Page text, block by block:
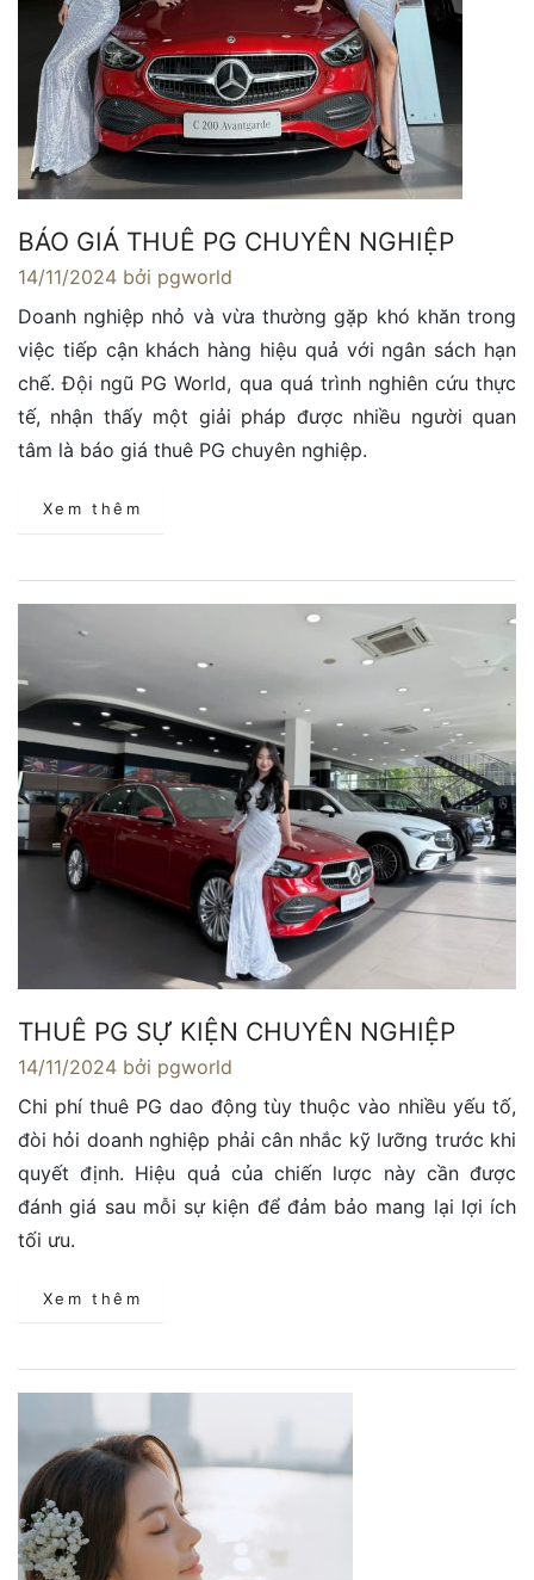
BÁO GIÁ THUÊ PG CHUYÊN NGHIỆP
14/11/2024 bởi pgworld
Doanh nghiệp nhỏ và vừa thường gặp khó khăn trong
việc tiếp cận khách hàng hiệu quả với ngân sách hạn
chế. Đội ngũ PG World, qua quá trình nghiên cứu thực
tế, nhận thấy một giải pháp được nhiều người quan
tâm là báo giá thuê PG chuyên nghiệp.
Xem thêm
THUÊ PG SỰ KIỆN CHUYÊN NGHIỆP
14/11/2024 bởi pgworld
Chi phí thuê PG dao động tùy thuộc vào nhiều yếu tố,
đòi hỏi doanh nghiệp phải cân nhắc kỹ lưỡng trước khi
quyết định. Hiệu quả của chiến lược này cần được
đánh giá sau mỗi sự kiện để đảm bảo mang lại lợi ích
tối ưu.
Xem thêm